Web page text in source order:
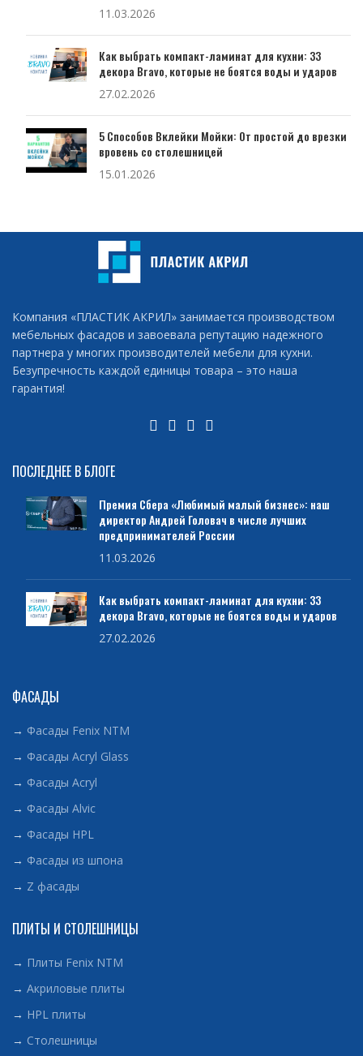
11.03.2026
Как выбрать компакт-ламинат для кухни: 33
декора Bravo, которые не боятся воды и ударов
27.02.2026
5 Способов Вклейки Мойки: От простой до врезки
вровень со столешницей
15.01.2026
Компания «ПЛАСТИК АКРИЛ» занимается производством
мебельных фасадов и завоевала репутацию надежного
партнера у многих производителей мебели для кухни.
Безупречность каждой единицы товара – это наша
гарантия!
ПОСЛЕДНЕЕ В БЛОГЕ
Премия Сбера «Любимый малый бизнес»: наш
директор Андрей Головач в числе лучших
предпринимателей России
11.03.2026
Как выбрать компакт-ламинат для кухни: 33
декора Bravo, которые не боятся воды и ударов
27.02.2026
ФАСАДЫ
→ Фасады Fenix NTM
→ Фасады Acryl Glass
→ Фасады Acryl
→ Фасады Alvic
→ Фасады HPL
→ Фасады из шпона
→ Z фасады
ПЛИТЫ И СТОЛЕШНИЦЫ
→ Плиты Fenix NTM
→ Акриловые плиты
→ HPL плиты
→ Столешницы